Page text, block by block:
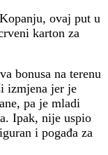
ovaj put u
karton za
bonusa na terenu
izmjena jer je
pa je mladi
Ipak, nije uspio
i pogađa za